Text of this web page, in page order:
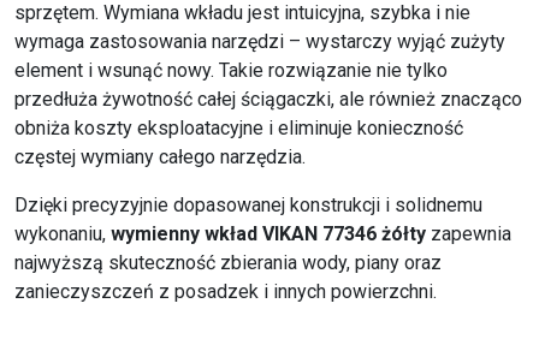
sprzętem. Wymiana wkładu jest intuicyjna, szybka i nie
wymaga zastosowania narzędzi – wystarczy wyjąć zużyty
element i wsunąć nowy. Takie rozwiązanie nie tylko
przedłuża żywotność całej ściągaczki, ale również znacząco
obniża koszty eksploatacyjne i eliminuje konieczność
częstej wymiany całego narzędzia.
Dzięki precyzyjnie dopasowanej konstrukcji i solidnemu
wykonaniu, wymienny wkład VIKAN 77346 żółty zapewnia
najwyższą skuteczność zbierania wody, piany oraz
zanieczyszczeń z posadzek i innych powierzchni.